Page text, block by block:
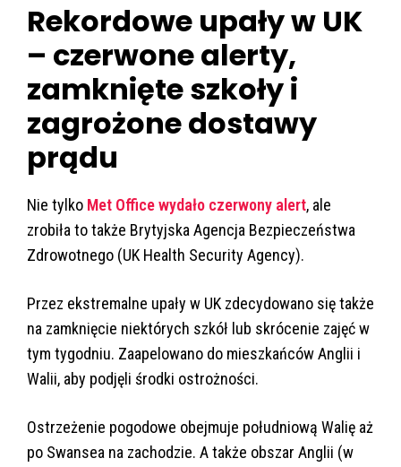
Rekordowe upały w UK
– czerwone alerty,
zamknięte szkoły i
zagrożone dostawy
prądu
Nie tylko Met Office wydało czerwony alert, ale
zrobiła to także Brytyjska Agencja Bezpieczeństwa
Zdrowotnego (UK Health Security Agency).
Przez ekstremalne upały w UK zdecydowano się także
na zamknięcie niektórych szkół lub skrócenie zajęć w
tym tygodniu. Zaapelowano do mieszkańców Anglii i
Walii, aby podjęli środki ostrożności.
Ostrzeżenie pogodowe obejmuje południową Walię aż
po Swansea na zachodzie. A także obszar Anglii (w